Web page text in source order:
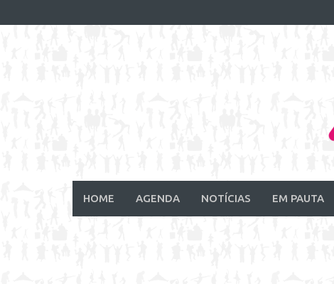
to
HOME AGENDA NOTÍCIAS EM PAUTA